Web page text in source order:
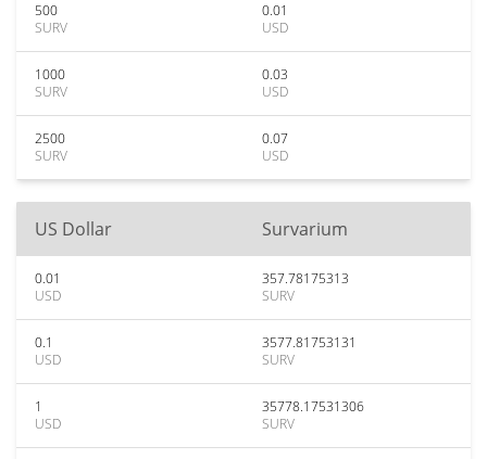
500
SURV
0.01
USD
1000
SURV
0.03
USD
2500
SURV
0.07
USD
US Dollar Survarium
0.01
USD
357.78175313
SURV
0.1
USD
3577.81753131
SURV
1
USD
35778.17531306
SURV